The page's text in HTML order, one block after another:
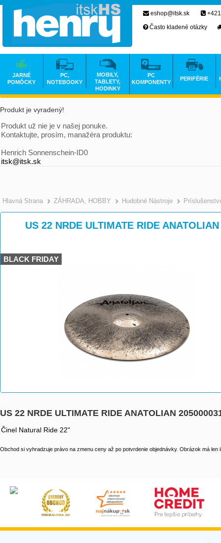
Produkt je vyradený!
Produkt už nie je v našej ponuke.
Kontaktujte, prosím, manažéra produktu:
Henrich Sonnenschein-ID0
itsk@itsk.sk
Hlavná Strana >
ZÁHRADA, HOBBY >
Hudobné Nástroje
US 22 NRDE ULTIMATE RIDE
BLACK FRIDAY
US 22 NRDE ULTIMATE RIDE ANATOLIAN
Činel Natural Ride 22"
Obchod si vyhradzuje právo na zmenu ceny až po potvrdenie objednávky. Obrázok má len
eshop@itsk.sk
Často kladené otázky
JARNÉ
POMÔCKY
PC,
NOTEBOOKY
MOBILY,
TABLETY,
HODINKY
PC
KOMPONENTY
PERIFÉRIE